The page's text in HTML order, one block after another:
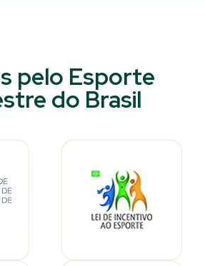
pelo Esporte
do Brasil​